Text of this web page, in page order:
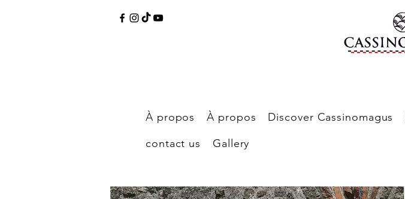
À propos À propos Discover Cassinomagus
contact us
Gallery